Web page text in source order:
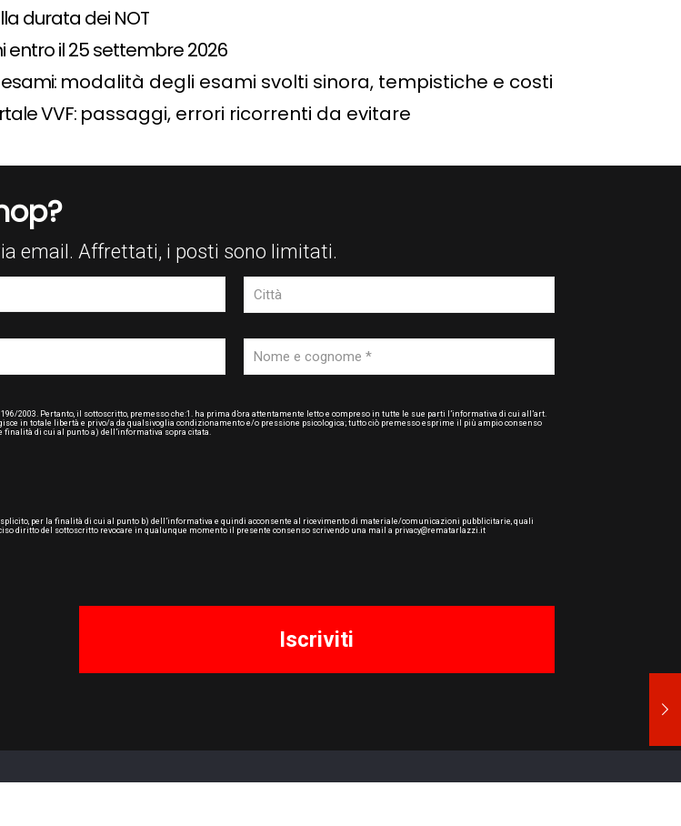
durata dei NOT
entro il 25 settembre 2026
modalità degli esami svolti sinora, tempistiche e costi
VVF: passaggi, errori ricorrenti da evitare
email. Affrettati, i posti sono limitati.
2003. Pertanto, il sottoscritto, premesso che:1. ha prima d’ora attentamente letto e compreso in tutte le sue parti l’informativa di cui all’art.
in totale libertà e privo/a da qualsivoglia condizionamento e/o pressione psicologica; tutto ciò premesso esprime il più ampio consenso
di cui al punto a) dell’informativa sopra citata.
per la finalità di cui al punto b) dell’informativa e quindi acconsente al ricevimento di materiale/comunicazioni pubblicitarie, quali
diritto del sottoscritto revocare in qualunque momento il presente consenso scrivendo una mail a privacy@rematarlazzi.it